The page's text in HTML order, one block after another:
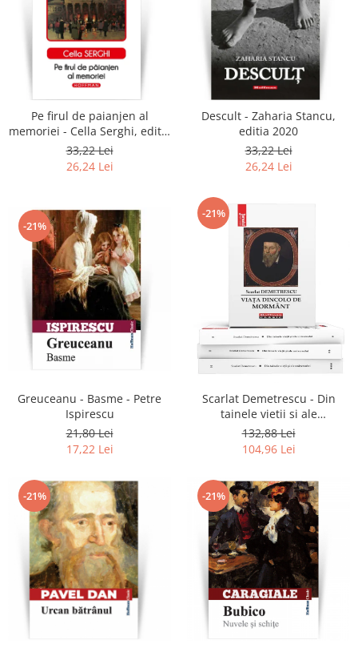
Pe firul de paianjen al
memoriei - Cella Serghi, editia
2020
33,22 Lei
26,24 Lei
Descult - Zaharia Stancu,
editia 2020
33,22 Lei
26,24 Lei
-21%
Greuceanu - Basme - Petre
Ispirescu
21,80 Lei
17,22 Lei
-21%
Scarlat Demetrescu - Din
tainele vietii si ale
universului, Volumele I-III +
Viata dincolo de mormant
132,88 Lei
104,96 Lei
-21% -21%